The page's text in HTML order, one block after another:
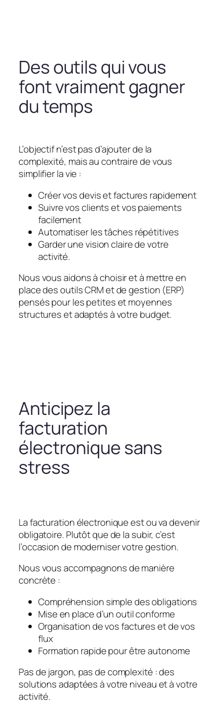
Des outils qui vous
font vraiment gagner
du temps
L’objectif n’est pas d’ajouter de la
complexité, mais au contraire de vous
simplifier la vie :
Créer vos devis et factures rapidement
Suivre vos clients et vos paiements
facilement
Automatiser les tâches répétitives
Garder une vision claire de votre
activité.
Nous vous aidons à choisir et à mettre en
place des outils CRM et de gestion (ERP)
pensés pour les petites et moyennes
structures et adaptés à votre budget.
Anticipez la
facturation
électronique sans
stress
La facturation électronique est ou va devenir
obligatoire. Plutôt que de la subir, c’est
l’occasion de moderniser votre gestion.
Nous vous accompagnons de manière
concrète :
Compréhension simple des obligations
Mise en place d’un outil conforme
Organisation de vos factures et de vos
flux
Formation rapide pour être autonome
Pas de jargon, pas de complexité : des
solutions adaptées à votre niveau et à votre
activité.